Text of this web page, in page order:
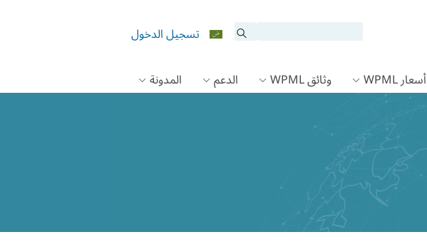
تسجيل الدخول
أسعار WPML وثائق WPML الدعم المدونة